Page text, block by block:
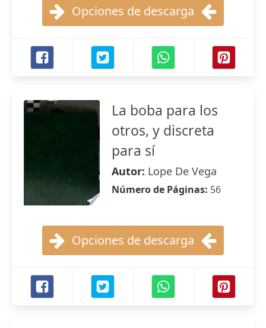
Opciones de descarga
La boba para los
otros, y discreta
para sí
Autor: Lope De Vega
Número de Páginas: 56
Opciones de descarga